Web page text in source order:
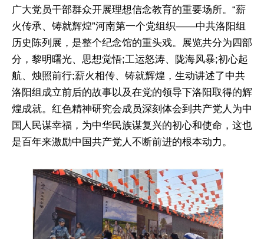
广大党员干部群众开展理想信念教育的重要场所。“薪
火传承、铸就辉煌”河南第一个党组织——中共洛阳组
历史陈列展，是整个纪念馆的重头戏。展览共分为四部
分，黎明曙光、思想觉悟;工运怒涛、陇海风暴;初心起
航、烛照前行;薪火相传、铸就辉煌，生动讲述了中共
洛阳组成立前后的故事以及在党的领导下洛阳取得的辉
煌成就。红色精神研究会成员深刻体会到共产党人为中
国人民谋幸福，为中华民族谋复兴的初心和使命，这也
是百年来激励中国共产党人不断前进的根本动力。